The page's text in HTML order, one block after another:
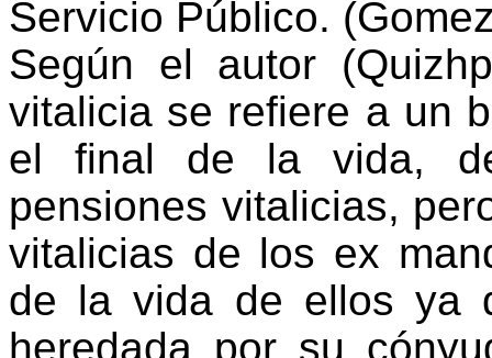
Servicio Público. (
Según el autor (
vitalicia se refiere a un
el final de la vida,
pensiones vitalicias,
vitalicias de los ex
de la vida de ellos ya
heredada por su